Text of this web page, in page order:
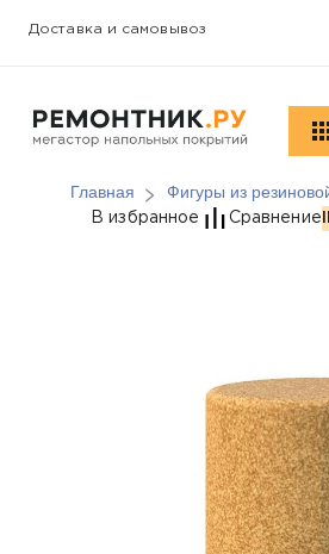
Доставка и самовывоз
Главная Фигуры из
Фигуры из
В избранное Сравнение